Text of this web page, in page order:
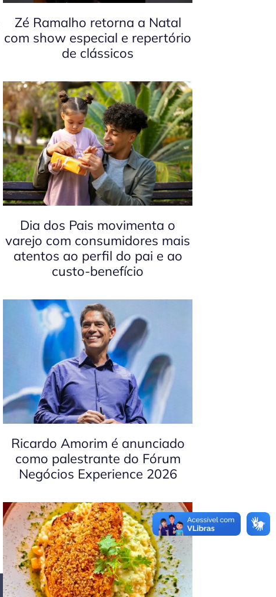
Zé Ramalho retorna a Natal
com show especial e repertório
de clássicos
Dia dos Pais movimenta o
varejo com consumidores mais
atentos ao perfil do pai e ao
custo-benefício
Ricardo Amorim é anunciado
como palestrante do Fórum
Negócios Experience 2026